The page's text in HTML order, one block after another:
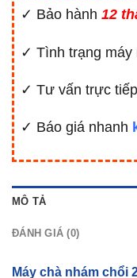
✓ Bảo hành 12
✓ Tình trạng máy
✓ Tư vấn trực tiếp
✓ Báo giá nhanh
MÔ TẢ
ĐÁNH GIÁ (0)
Máy chà nhám chổi